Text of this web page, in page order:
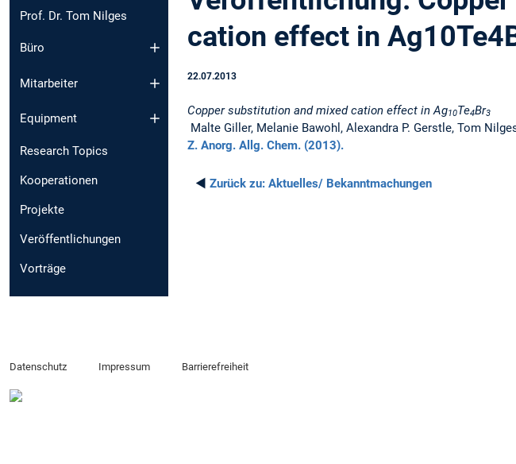
Prof. Dr. Tom Nilges
Büro
Mitarbeiter
Equipment
Research Topics
Kooperationen
Projekte
Veröffentlichungen
Vorträge
cation effect in
22.07.2013
Copper substitution and mixed cation effect in Ag10Te4Br3
Malte Giller, Melanie Bawohl, Alexandra P. Gerstle, Tom
Z. Anorg. Allg. Chem. (2013).
◄ Zurück zu: Aktuelles/ Bekanntmachungen
Datenschutz Impressum Barrierefreiheit